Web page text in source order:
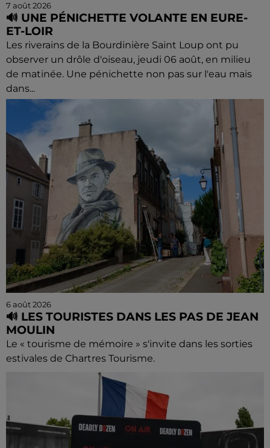
7 août 2026
🔊 UNE PÉNICHETTE VOLANTE EN EURE-
ET-LOIR
Les riverains de la Bourdinière Saint Loup ont pu
observer un drôle d'oiseau, jeudi 06 août, en milieu
de matinée. Une pénichette non pas sur l'eau mais
dans...
6 août 2026
🔊 LES TOURISTES DANS LES PAS DE JEAN
MOULIN
Le « tourisme de mémoire » s'invite dans les sorties
estivales de Chartres Tourisme.